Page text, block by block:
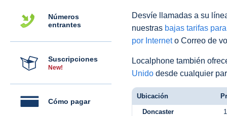
Números
entrantes
Suscripciones
New!
Cómo pagar
Desvíe llamadas a su
nuestras bajas tarifas
por Interneto Correo de
Localphone también
Unido desde cualquier
Ubicación
Doncaster